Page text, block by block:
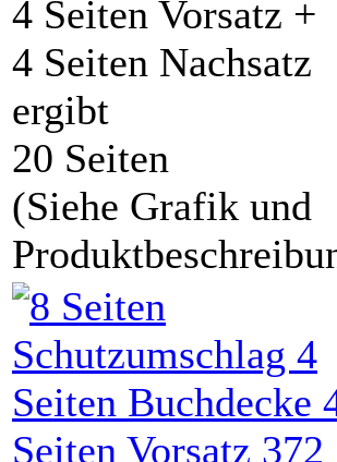
4 Seiten Vorsatz +
4 Seiten Nachsatz
ergibt
20 Seiten
(Siehe Grafik und